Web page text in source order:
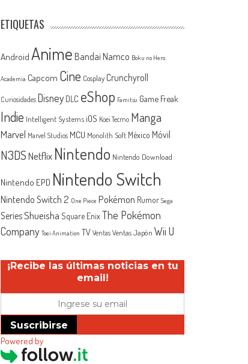
ETIQUETAS
Android Anime Bandai Namco Boku no Hero
Academia Capcom Cine Cosplay Crunchyroll
Curiosidades Disney DLC eShop Famitsu Game Freak
Indie Intelligent Systems iOS Koei Tecmo Manga
Marvel Marvel Studios MCU Monolith Soft México Móvil
N3DSNetflix Nintendo Nintendo Download
Nintendo EPD Nintendo Switch
Nintendo Switch 2 One Piece Pokémon Rumor Sega
SeriesShueisha Square EnixThe Pokémon
Company Toei Animation TV Ventas Ventas Japón Wii U
¡Recibe las últimas noticias en tu
email!
Suscribirse
Powered by